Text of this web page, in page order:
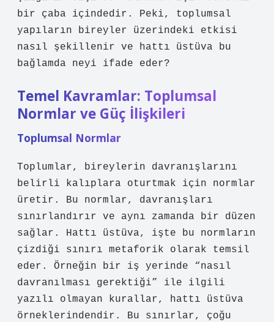
bir çaba içindedir. Peki, toplumsal
yapıların bireyler üzerindeki etkisi
nasıl şekillenir ve hattı üstüva bu
bağlamda neyi ifade eder?
Temel Kavramlar: Toplumsal
Normlar ve Güç İlişkileri
Toplumsal Normlar
Toplumlar, bireylerin davranışlarını
belirli kalıplara oturtmak için normlar
üretir. Bu normlar, davranışları
sınırlandırır ve aynı zamanda bir düzen
sağlar. Hattı üstüva, işte bu normların
çizdiği sınırı metaforik olarak temsil
eder. Örneğin bir iş yerinde “nasıl
davranılması gerektiği” ile ilgili
yazılı olmayan kurallar, hattı üstüva
örneklerindendir. Bu sınırlar, çoğu